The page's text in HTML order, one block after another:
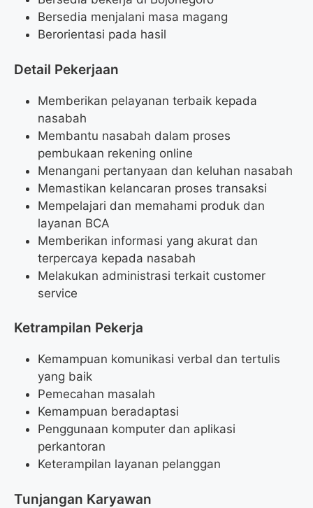
Bersedia menjalani masa magang
Berorientasi pada hasil
Detail Pekerjaan
Memberikan pelayanan terbaik kepada
nasabah
Membantu nasabah dalam proses
pembukaan rekening online
Menangani pertanyaan dan keluhan nasabah
Memastikan kelancaran proses transaksi
Mempelajari dan memahami produk dan
layanan BCA
Memberikan informasi yang akurat dan
terpercaya kepada nasabah
Melakukan administrasi terkait customer
service
Ketrampilan Pekerja
Kemampuan komunikasi verbal dan tertulis
yang baik
Pemecahan masalah
Kemampuan beradaptasi
Penggunaan komputer dan aplikasi
perkantoran
Keterampilan layanan pelanggan
Tunjangan Karyawan